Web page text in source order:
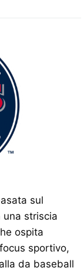
sul
una striscia
ospita
sportivo,
da baseball